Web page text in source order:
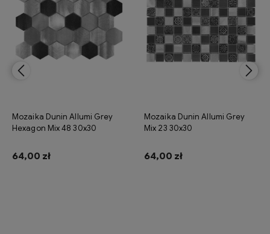
Mozaika Dunin Allumi Grey
Hexagon Mix 48 30x30
64,00 zł
Mozaika Dunin Allumi Grey
Mix 23 30x30
64,00 zł